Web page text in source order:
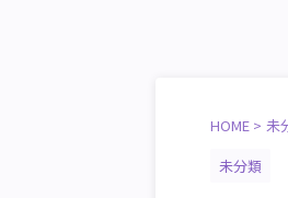
HOME > 未
未分類